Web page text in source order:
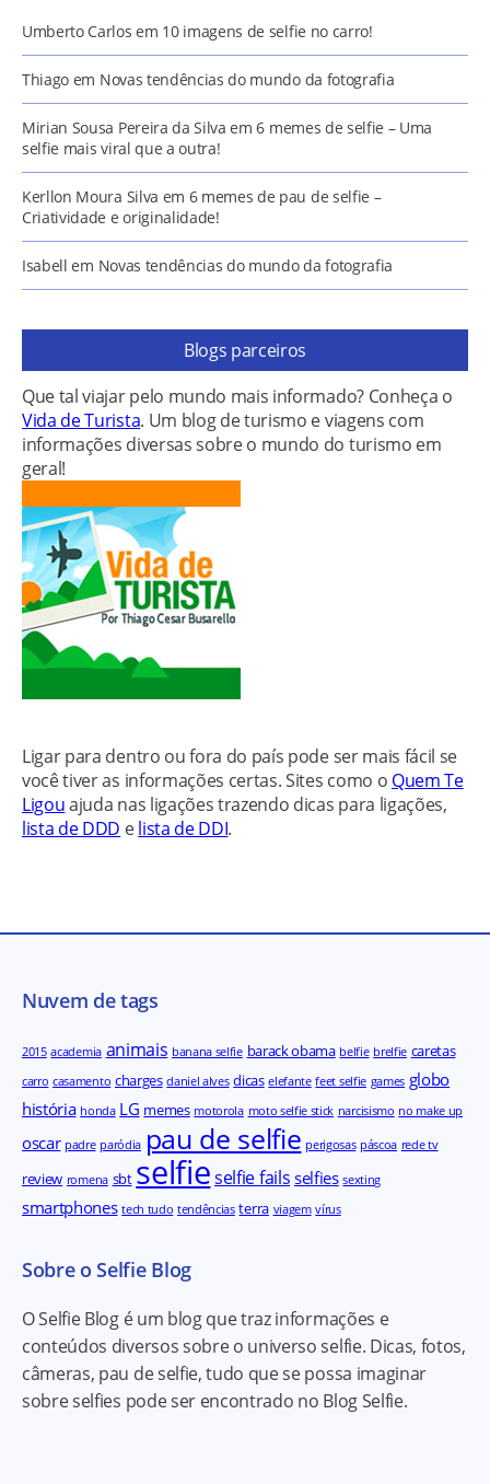
Umberto Carlos em 10 imagens de selfie no carro!
Thiago em Novas tendências do mundo da fotografia
Mirian Sousa Pereira da Silva em6 memes de selfie – Uma
selfie mais viral que a outra!
Kerllon Moura Silva em 6 memes de pau de selfie –
Criatividade e originalidade!
Isabell em Novas tendências do mundo da fotografia
Blogs parceiros
Que tal viajar pelo mundo mais informado? Conheça o
Vida de Turista. Um blog de turismo e viagens com
informações diversas sobre o mundo do turismo em
geral!
Ligar para dentro ou fora do país pode ser mais fácil se
você tiver as informações certas. Sites como o Quem Te
Ligouajuda nas ligações trazendo dicas para ligações,
lista de DDD elista de DDI.
Nuvem de tags
2015 academia animais banana selfie barack obama belfie brelfie caretas
carro casamento charges daniel alves dicas elefante feet selfie games globo
história honda LG memes motorola moto selfie stick narcisismo no make up
oscar padre paródia pau de selfie perigosas páscoa rede tv
review romena sbt selfieselfie fails selfies sexting
smartphones tech tudo tendências terra viagem vírus
Sobre o Selfie Blog
O Selfie Blog é um blog que traz informações e
conteúdos diversos sobre o universo selfie. Dicas, fotos,
câmeras, pau de selfie, tudo que se possa imaginar
sobre selfies pode ser encontrado no Blog Selfie.